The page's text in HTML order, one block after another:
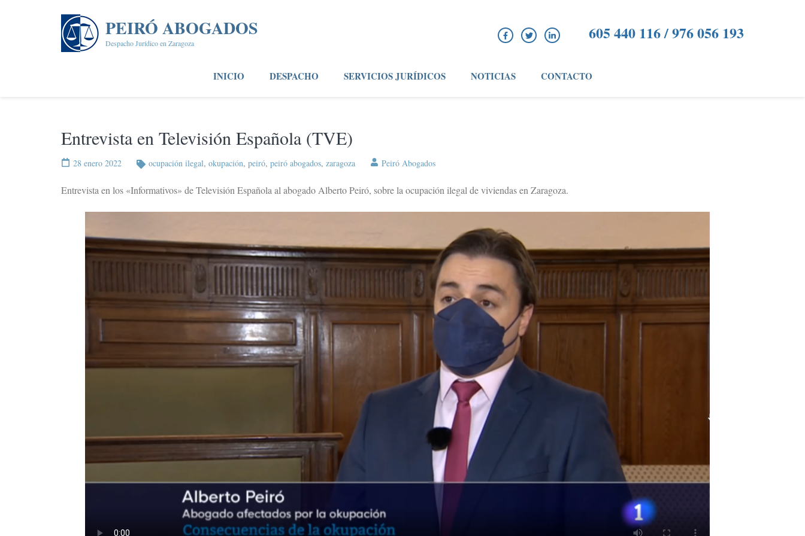
PEIRÓ ABOGADOS
Despacho Jurídico en Zaragoza 605 440 116 / 976 056 193
INICIO DESPACHO SERVICIOS JURÍDICOS NOTICIAS CONTACTO
Entrevista en Televisión Española (TVE)
28 enero 2022 ocupación ilegal, okupación, peiró, peiró abogados, zaragoza Peiró Abogados
Entrevista en los «Informativos» de Televisión Española al abogado Alberto Peiró, sobre la ocupación ilegal de viviendas en Zaragoza.